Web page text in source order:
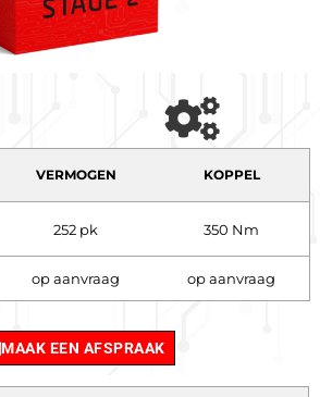
VERMOGEN KOPPEL
252 pk 350 Nm
op aanvraag op aanvraag
MAAK EEN AFSPRAAK